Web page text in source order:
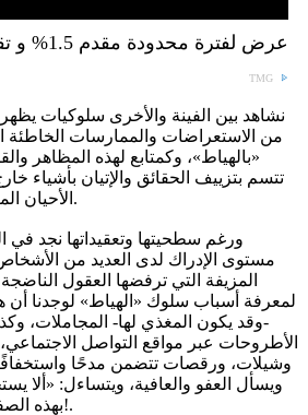
عرض لفترة محدودة مقدم 1.5% و تقسيط علي 15 سنة
TMG
نشاهد بين الفينة والأخرى سلوكيات يظهر
من الاستعراضات والممارسات
«بالهياط»، وكمتابع لهذه المظاهر
تتسم بتزييف الحقائق والإتيان بأشياء
الأحيان المعتاد في الفهم الاجتماعي.
ورغم سطحيتها وتعقيداتها نجد في
مستوى الإدراك لدى العديد من
المزيفة التي ترفضها العقول الناضجة
لمعرفة أسباب سلوك «الهياط» لوجدنا أن
-وقد يكون المغذي لها- المجاملات،
الأطروحات عبر مواقع التواصل
وشيلات، ورقصات تتضمن مدحًا
ويسأل العفو والعافية، ويتساءل: «ألا
بهذه الصفة المضحكة والمخجلة»؟!.